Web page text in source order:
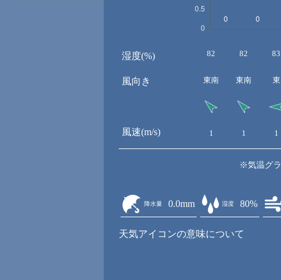
湿度(%)
風向き
風速(m/s)
82 82 83
東南 東南 東
1 1 1
※気温グラ
降水量 0.0mm 湿度 80%
天気アイコンの意味について